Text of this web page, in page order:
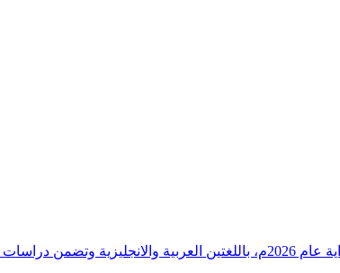
وافيًا لكافة أ